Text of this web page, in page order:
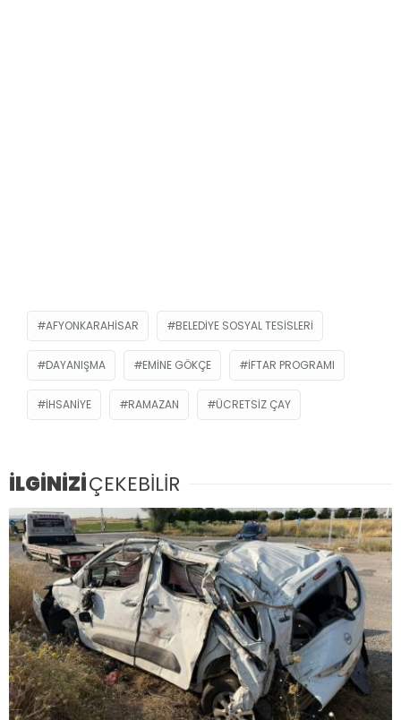
AFYONKARAHISAR BELEDIYE SOSYAL TESISLERI
DAYANIŞMA EMINE GÖKÇE IFTAR PROGRAMI
İHSANIYE RAMAZAN ÜCRETSIZ ÇAY
İLGİNİZİÇEKEBİLİR